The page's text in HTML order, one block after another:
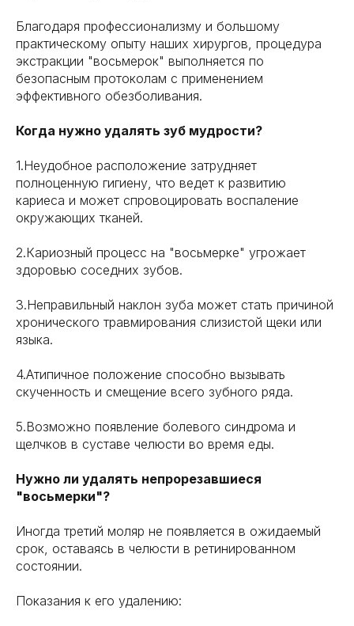
Благодаря профессионализму и большому
практическому опыту наших хирургов, процедура
экстракции "восьмерок" выполняется по
безопасным протоколам с применением
эффективного обезболивания.
Когда нужно удалять зуб мудрости?
1.Неудобное расположение затрудняет
полноценную гигиену, что ведет к развитию
кариеса и может спровоцировать воспаление
окружающих тканей.
2.Кариозный процесс на "восьмерке" угрожает
здоровью соседних зубов.
3.Неправильный наклон зуба может стать причиной
хронического травмирования слизистой щеки или
языка.
4.Атипичное положение способно вызывать
скученность и смещение всего зубного ряда.
5.Возможно появление болевого синдрома и
щелчков в суставе челюсти во время еды.
Нужно ли удалять непрорезавшиеся
"восьмерки"?
Иногда третий моляр не появляется в ожидаемый
срок, оставаясь в челюсти в ретинированном
состоянии.
Показания к его удалению: